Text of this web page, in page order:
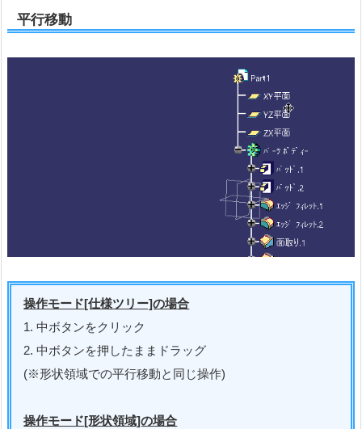
平行移動
操作モード[仕様ツリー]の場合
1. 中ボタンをクリック
2. 中ボタンを押したままドラッグ
(※形状領域での平行移動と同じ操作)
操作モード[形状領域]の場合